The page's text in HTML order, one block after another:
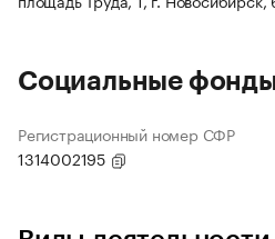
Социальные
Регистрационный номер СФР
1314002195